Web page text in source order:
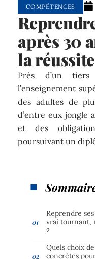
COMPÉTENCES
après 30
la réussite
Près d’un
l’enseignement
des adultes de
d’entre eux jongle
et des
poursuivant un
Reprendre
vrai tournant,
?
Quels choix
concrètes